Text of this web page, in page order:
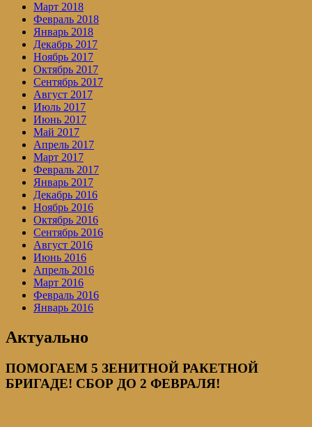
Март 2018
Февраль 2018
Январь 2018
Декабрь 2017
Ноябрь 2017
Октябрь 2017
Сентябрь 2017
Август 2017
Июль 2017
Июнь 2017
Май 2017
Апрель 2017
Март 2017
Февраль 2017
Январь 2017
Декабрь 2016
Ноябрь 2016
Октябрь 2016
Сентябрь 2016
Август 2016
Июнь 2016
Апрель 2016
Март 2016
Февраль 2016
Январь 2016
Актуально
ПОМОГАЕМ 5 ЗЕНИТНОЙ РАКЕТНОЙ
БРИГАДЕ! СБОР ДО 2 ФЕВРАЛЯ!